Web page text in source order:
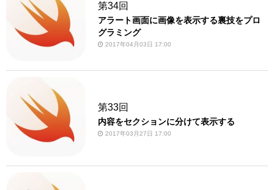
第34回
アラート画面に画像を表示する裏技をプロ
グラミング
2017年04月03日 17:00
第33回
内容をセクションに分けて表示する
2017年03月27日 17:00